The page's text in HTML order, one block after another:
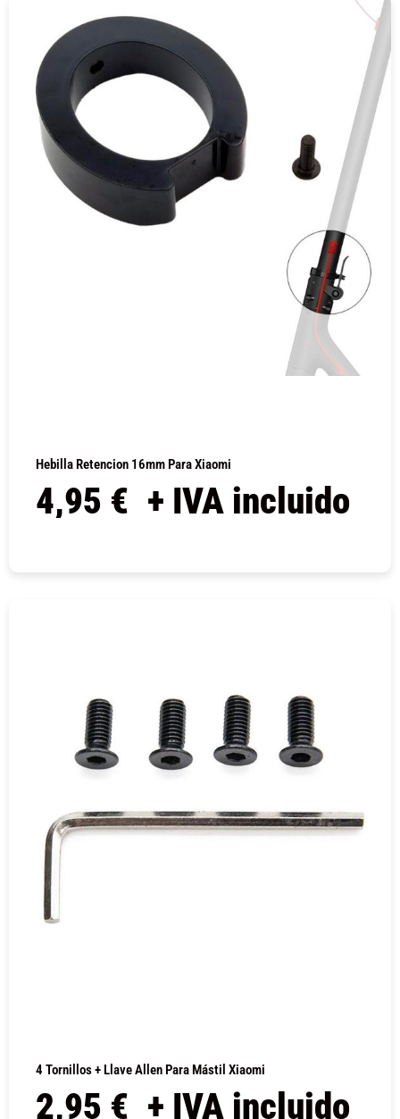
Hebilla Retencion 16mm Para Xiaomi
4,95 € + IVA incluido
4 Tornillos + Llave Allen Para Mástil Xiaomi
2,95 € + IVA incluido